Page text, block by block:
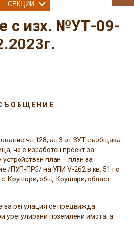
с изх. №УТ-09-
Ъ О Б Щ Е Н И Е
чл.128, ал.3 от ЗУТ съобщава
че е изработен проект за
план – план за
/ПУП-ПРЗ/ на УПИ V-262 в кв. 51 по
Крушари, общ. Крушари, област
за регулация се предвижда
урегулирани поземлени имота, а
СЕКЦИИ